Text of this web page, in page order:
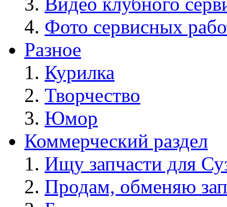
Фото сервисных
Разное
Курилка
Творчество
Юмор
Коммерческий раздел
Ищу запчасти для
Продам, обменяю